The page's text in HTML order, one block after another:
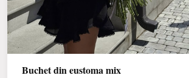
Buchet din eustoma mix